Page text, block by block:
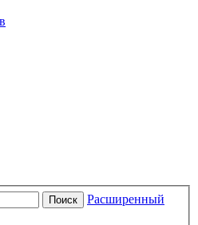
Поиск
Расширенный